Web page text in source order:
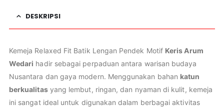
DESKRIPSI
Kemeja Relaxed Fit Batik Lengan Pendek Motif Keris Arum
Wedari hadir sebagai perpaduan antara warisan budaya
Nusantara dan gaya modern. Menggunakan bahan katun
berkualitasyang lembut, ringan, dan nyaman di kulit, kemeja
ini sangat ideal untuk digunakan dalam berbagai aktivitas